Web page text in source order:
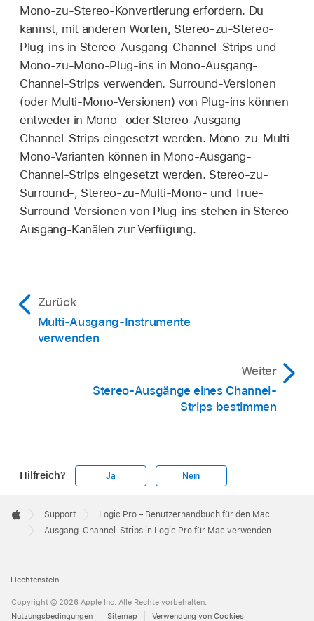
Mono-zu-Stereo-Konvertierung erfordern. Du
kannst, mit anderen Worten, Stereo-zu-Stereo-
Plug-ins in Stereo-Ausgang-Channel-Strips und
Mono-zu-Mono-Plug-ins in Mono-Ausgang-
Channel-Strips verwenden. Surround-Versionen
(oder Multi-Mono-Versionen) von Plug-ins können
entweder in Mono- oder Stereo-Ausgang-
Channel-Strips eingesetzt werden. Mono-zu-Multi-
Mono-Varianten können in Mono-Ausgang-
Channel-Strips eingesetzt werden. Stereo-zu-
Surround-, Stereo-zu-Multi-Mono- und True-
Surround-Versionen von Plug-ins stehen in Stereo-
Ausgang-Kanälen zur Verfügung.
Zurück
Multi-Ausgang-Instrumente
verwenden
Weiter
Stereo-Ausgänge eines Channel-
Strips bestimmen
Hilfreich? Ja Nein
Footer

Apple
Support
Logic Pro – Benutzerhandbuch für den Mac
Ausgang-Channel-Strips in Logic Pro für Mac verwenden
Liechtenstein
Copyright © 2026 Apple Inc. Alle Rechte vorbehalten.
Nutzungsbedingungen
Sitemap Verwendung von Cookies